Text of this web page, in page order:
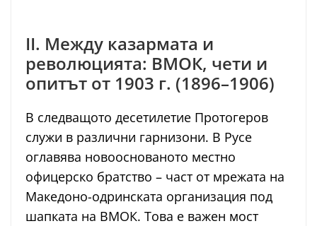
II. Между казармата и
революцията: ВМОК, чети и
опитът от 1903 г. (1896–1906)
В следващото десетилетие Протогеров
служи в различни гарнизони. В Русе
оглавява новооснованото местно
офицерско братство – част от мрежата на
Македоно-одринската организация под
шапката на ВМОК. Това е важен мост